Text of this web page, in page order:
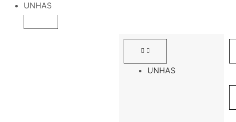
UNHAS
UNHAS